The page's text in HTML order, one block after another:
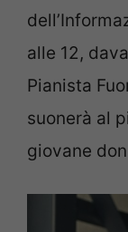
alle 12,
Pianista
suonerà al
giovane